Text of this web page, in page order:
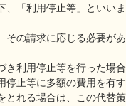
「利用停止等」といい
その請求に応じる必要が
き利用停止等を行った場
停止等に多額の費用を有
れる場合は、この代替